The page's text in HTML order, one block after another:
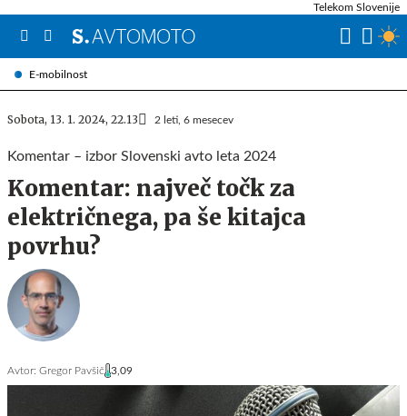
E-mobilnost
Telekom Slovenije
Sobota, 13. 1. 2024, 22.13 2 leti, 6 mesecev
Komentar – izbor Slovenski avto leta 2024
Komentar: največ točk za
električnega, pa še kitajca
povrhu?
Avtor: Gregor Pavšič 3,09